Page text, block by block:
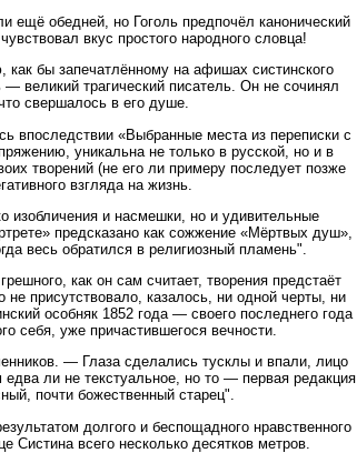
ещё обедней, но Гоголь предпочёл канонический
вкус простого народного словца!
бы запечатлённому на афишах систинского
великий трагический писатель. Он не сочинял
свершалось в его душе.
впоследствии «Выбранные места из переписки с
уникальна не только в русской, но и в
творений (не его ли примеру последует позже
взгляда на жизнь.
изобличения и насмешки, но и удивительные
предсказано как сожжение «Мёртвых душ»,
весь обратился в религиозный пламень".
как он сам считает, творения предстаёт
присутствовало, казалось, ни одной черты, ни
особняк 1852 года — своего последнего года
себя, уже причастившегося вечности.
— Глаза сделались тусклы и впали, лицо
ли не текстуальное, но то — первая редакция
почти божественный старец".
долгого и беспощадного нравственного
всего несколько десятков метров.